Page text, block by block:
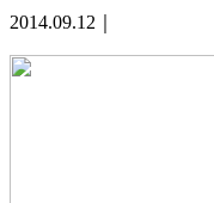
2014.09.12｜